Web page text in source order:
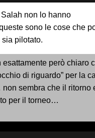
non lo hanno
sono le cose che
sia pilotato.
esattamente però chiaro
di riguardo” per la
sembra che il ritorno
per il torneo…